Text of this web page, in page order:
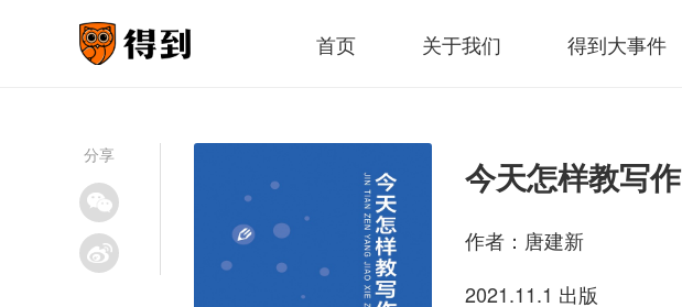
首页 关于我们 得到大事件
分享
今天怎样教写作
作者： 唐建新
2021.11.1 出版